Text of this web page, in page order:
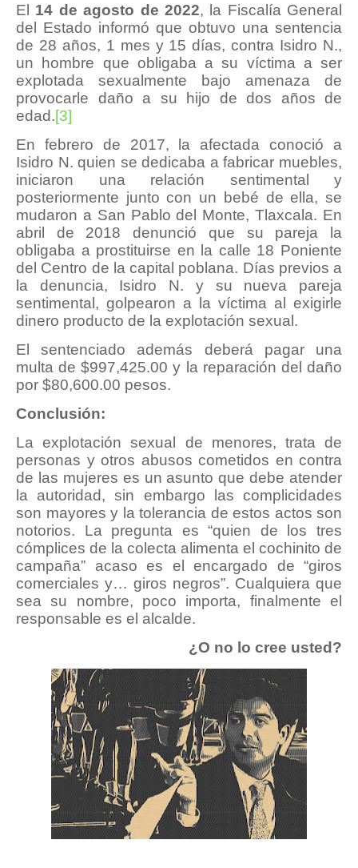
El 14 de agosto de 2022, la Fiscalía General
del Estado informó que obtuvo una sentencia
de 28 años, 1 mes y 15 días, contra Isidro N.,
un hombre que obligaba a su víctima a ser
explotada sexualmente bajo amenaza de
provocarle daño a su hijo de dos años de
edad.[3]
En febrero de 2017, la afectada conoció a
Isidro N. quien se dedicaba a fabricar muebles,
iniciaron una relación sentimental y
posteriormente junto con un bebé de ella, se
mudaron a San Pablo del Monte, Tlaxcala. En
abril de 2018 denunció que su pareja la
obligaba a prostituirse en la calle 18 Poniente
del Centro de la capital poblana. Días previos a
la denuncia, Isidro N. y su nueva pareja
sentimental, golpearon a la víctima al exigirle
dinero producto de la explotación sexual.
El sentenciado además deberá pagar una
multa de $997,425.00 y la reparación del daño
por $80,600.00 pesos.
Conclusión:
La explotación sexual de menores, trata de
personas y otros abusos cometidos en contra
de las mujeres es un asunto que debe atender
la autoridad, sin embargo las complicidades
son mayores y la tolerancia de estos actos son
notorios. La pregunta es “quien de los tres
cómplices de la colecta alimenta el cochinito de
campaña” acaso es el encargado de “giros
comerciales y… giros negros”. Cualquiera que
sea su nombre, poco importa, finalmente el
responsable es el alcalde.
¿O no lo cree usted?